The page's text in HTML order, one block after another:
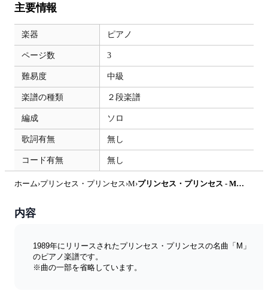
主要情報
楽器 ピアノ
ページ数 3
難易度 中級
楽譜の種類 ２段楽譜
編成 ソロ
歌詞有無 無し
コード有無 無し
ホーム›プリンセス・プリンセス ›M› プリンセス・プリンセス - M by ピアノ塾
内容
1989年にリリースされたプリンセス・プリンセスの名曲「M」
のピアノ楽譜です。
※曲の一部を省略しています。